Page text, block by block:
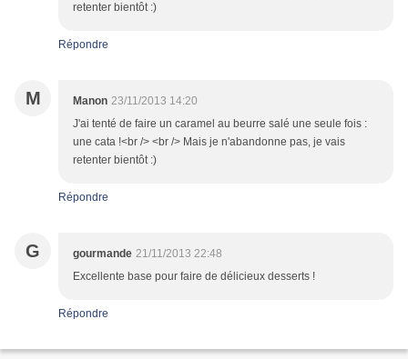
retenter bientôt :)
Répondre
M Manon 23/11/2013 14:20
J'ai tenté de faire un caramel au beurre salé une seule fois :
une cata !<br /> <br /> Mais je n'abandonne pas, je vais
retenter bientôt :)
Répondre
G gourmande 21/11/2013 22:48
Excellente base pour faire de délicieux desserts !
Répondre